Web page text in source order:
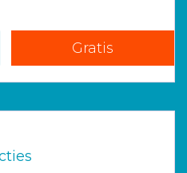
Gratis